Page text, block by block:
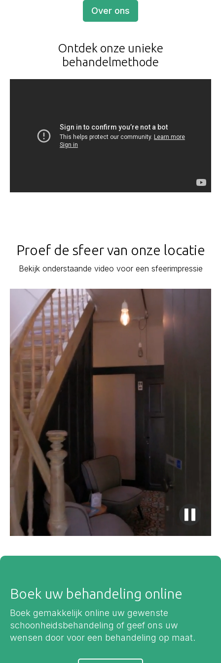
Over ons
Ontdek onze unieke
behandelmethode
Proef de sfeer van onze locatie
Bekijk onderstaande video voor een sfeerimpressie
Boek uw behandeling online
Boek gemakkelijk online uw gewenste
schoonheidsbehandeling of geef ons uw
wensen door voor een behandeling op maat.